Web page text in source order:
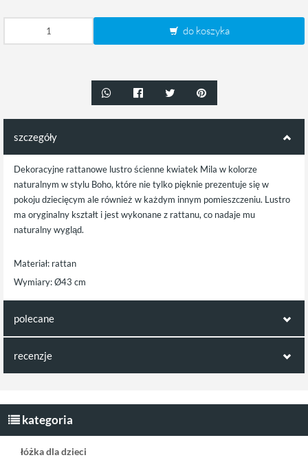
do koszyka
szczegóły
Dekoracyjne rattanowe lustro ścienne kwiatek Mila w kolorze
naturalnym w stylu Boho, które nie tylko pięknie prezentuje się w
pokoju dziecięcym ale również w każdym innym pomieszczeniu. Lustro
ma oryginalny kształt i jest wykonane z rattanu, co nadaje mu
naturalny wygląd.
Materiał: rattan
Wymiary: Ø43 cm
polecane
ten produkt jest np. kompatybilny z:
edukacyjna Flowers
& Butterflies
Boho
recenzje
Napisz pierwszą recenzję jako klient!
kategoria
łóżka dla dzieci